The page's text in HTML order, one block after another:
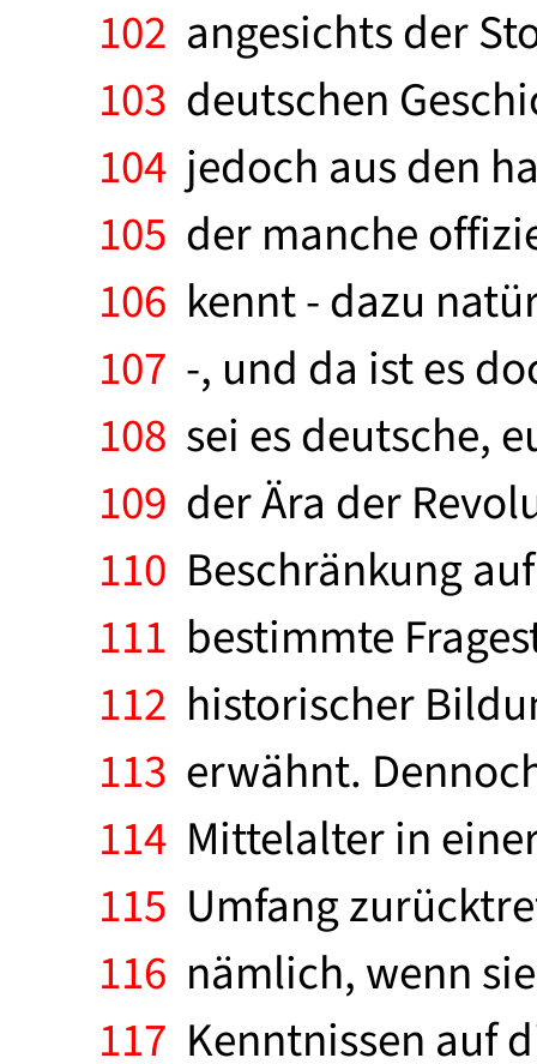
102 angesichts der
103 deutschen
104 jedoch aus den
105 der manche
106 kennt - dazu
107 -, und da ist es
108 sei es deutsche,
109 der Ära der
110 Beschränkung
111 bestimmte
112 historischer
113 erwähnt.
114 Mittelalter in
115 Umfang
116 nämlich, wenn
117 Kenntnissen auf